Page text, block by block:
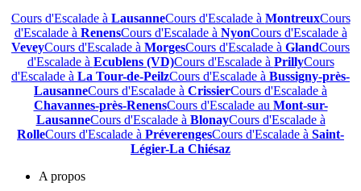
Cours d'Escalade à LausanneCours d'Escalade à MontreuxCours
d'Escalade à RenensCours d'Escalade à NyonCours d'Escalade à
VeveyCours d'Escalade à MorgesCours d'Escalade à GlandCours
d'Escalade à Ecublens (VD)Cours d'Escalade à PrillyCours
d'Escalade à La Tour-de-PeilzCours d'Escalade à Bussigny-près-
LausanneCours d'Escalade à CrissierCours d'Escalade à
Chavannes-près-RenensCours d'Escalade au Mont-sur-
LausanneCours d'Escalade à BlonayCours d'Escalade à
RolleCours d'Escalade à PréverengesCours d'Escalade à Saint-
Légier-La Chiésaz
A propos